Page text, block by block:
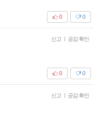
0
0
신고 | 공감 확인
0
0
신고 | 공감 확인